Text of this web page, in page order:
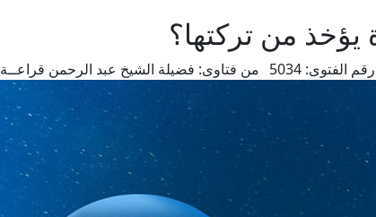
يؤخذ من تركتها؟
رقم الفتوى: من فتاوى: فضيلة الشيخ عبد الرحمن قراعــة